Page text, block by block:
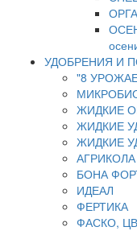
УДОБРЕНИЯ И
"8
ЖИДКИЕ
ЖИДКИЕ
ЖИДКИЕ
АГРИКОЛА
БОНА
ИДЕАЛ
ФЕРТИКА
ФАСКО,